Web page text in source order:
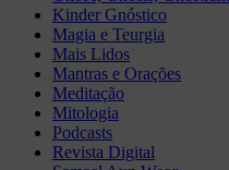
Kinder Gnóstico
Magia e Teurgia
Mais Lidos
Mantras e Orações
Meditação
Mitologia
Podcasts
Revista Digital